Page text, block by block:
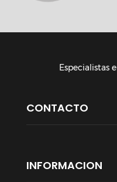
Especialistas
CONTACTO
INFORMACION